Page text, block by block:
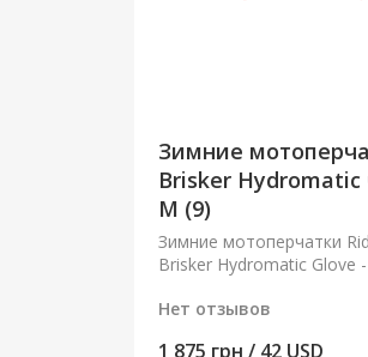
Зимние
Brisker
M (9)
Зимние мотоперчатки
Brisker Hydromatic Glove
Нет отзывов
1 875 грн / 42 USD